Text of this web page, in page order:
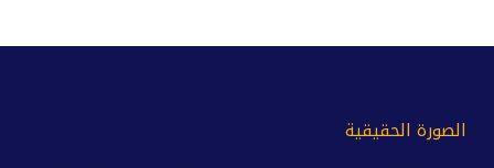
الصورة الحقيقية